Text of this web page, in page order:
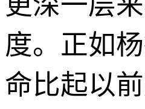
度。正如
命比起以